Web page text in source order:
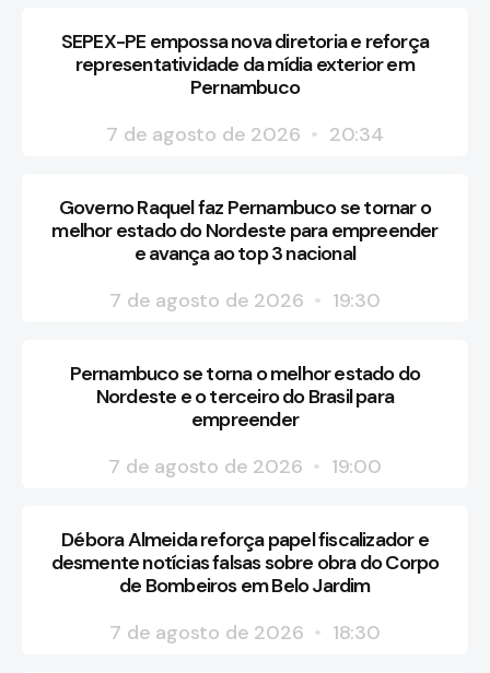
SEPEX-PE empossa nova diretoria e reforça
representatividade da mídia exterior em
Pernambuco
7 de agosto de 2026
20:34
Governo Raquel faz Pernambuco se tornar o
melhor estado do Nordeste para empreender
e avança ao top 3 nacional
7 de agosto de 2026
19:30
Pernambuco se torna o melhor estado do
Nordeste e o terceiro do Brasil para
empreender
7 de agosto de 2026
19:00
Débora Almeida reforça papel fiscalizador e
desmente notícias falsas sobre obra do Corpo
de Bombeiros em Belo Jardim
7 de agosto de 2026
18:30